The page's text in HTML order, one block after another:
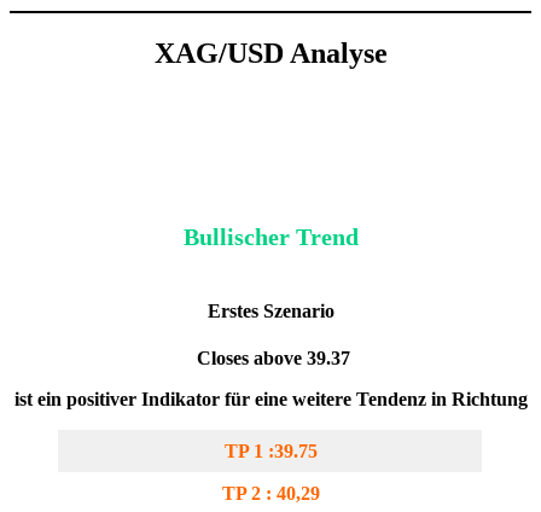
XAG/USD Analyse
Bullischer Trend
Erstes Szenario
Closes above 39.37
ist ein positiver Indikator für eine weitere Tendenz in Richtung
TP 1 :39.75
TP 2 : 40,29